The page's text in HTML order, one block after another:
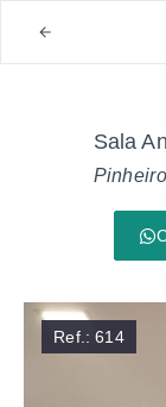
Sala
Ref.:614